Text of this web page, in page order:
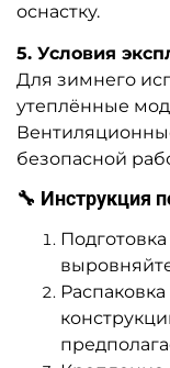
оснастку.
5. Условия
Для зимнего
утеплённые
безопасной
🔧 Инструкция